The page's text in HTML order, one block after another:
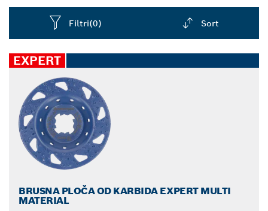
Filtri(0) Sort
closed
EXPERT
BRUSNA PLOČA OD KARBIDA EXPERT MULTI
MATERIAL